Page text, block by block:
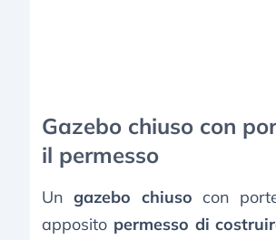
Gazebo chiuso con
il permesso
Ungazebo chiuso con
apposito permesso di